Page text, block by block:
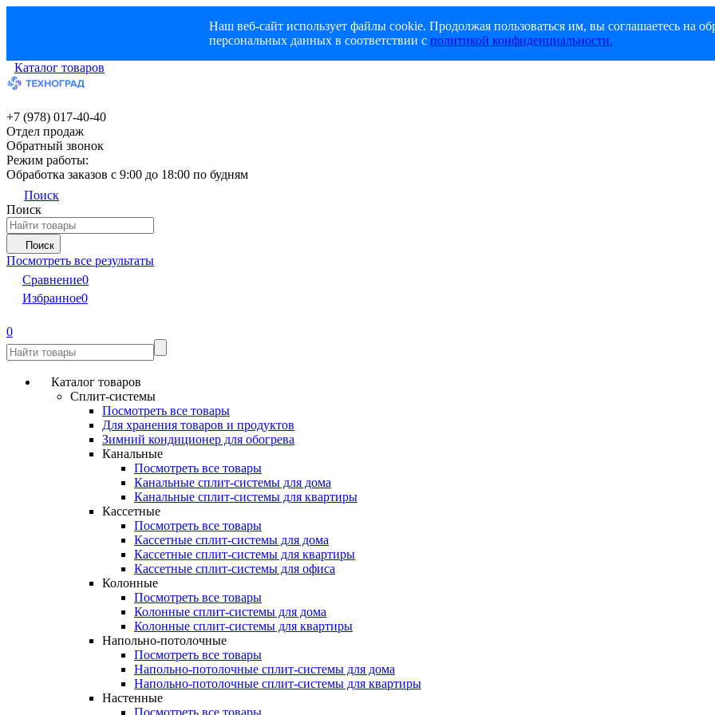
Наш веб-сайт использует файлы cookie. Продолжая пользоваться им, вы соглашаетесь на
персональных данных в соответствии с политикой конфиденциальности.
Каталог товаров
+7 (978) 017-40-40
Отдел продаж
Обратный звонок
Режим работы:
Обработка заказов с 9:00 до 18:00 по будням
Поиск
Поиск
Поиск
Посмотреть все результаты
Сравнение0
Избранное0
0
Каталог товаров
Сплит-системы
Посмотреть все товары
Для хранения товаров и продуктов
Зимний кондиционер для обогрева
Канальные
Посмотреть все товары
Канальные сплит-системы для дома
Канальные сплит-системы для квартиры
Кассетные
Посмотреть все товары
Кассетные сплит-системы для дома
Кассетные сплит-системы для квартиры
Кассетные сплит-системы для офиса
Колонные
Посмотреть все товары
Колонные сплит-системы для дома
Колонные сплит-системы для квартиры
Напольно-потолочные
Посмотреть все товары
Напольно-потолочные сплит-системы для дома
Напольно-потолочные сплит-системы для квартиры
Настенные
Посмотреть все товары